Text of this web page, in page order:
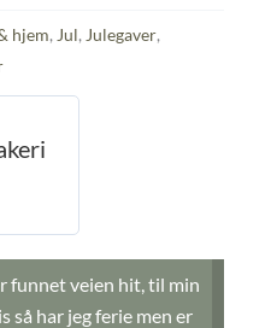
hjem, Jul, Julegaver,
funnet veien hit, til min
så har jeg ferie men er